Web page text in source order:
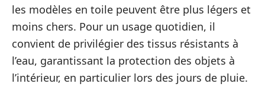
les modèles en toile peuvent être plus légers et
moins chers. Pour un usage quotidien, il
convient de privilégier des tissus résistants à
l’eau, garantissant la protection des objets à
l’intérieur, en particulier lors des jours de pluie.